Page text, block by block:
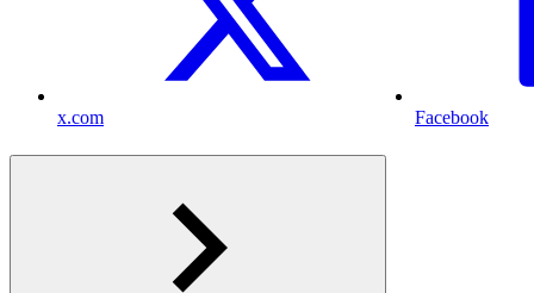
x.com Facebook